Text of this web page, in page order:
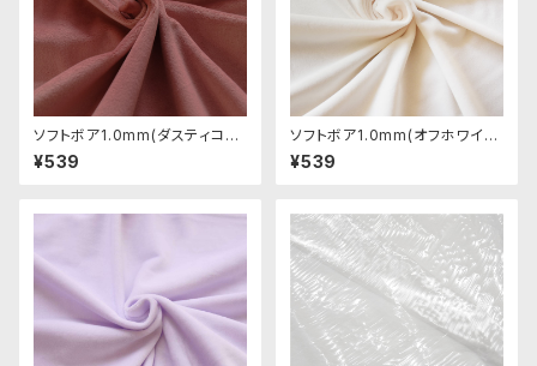
ソフトボア1.0mm(ダスティコー
ラル)SSB044 ぬいぐるみ用短
毛ボア生地 20cm
¥539
ソフトボア1.0mm(オフホワイト)
SSB112 ぬいぐるみ用短毛ボア
生地 20cm
¥539